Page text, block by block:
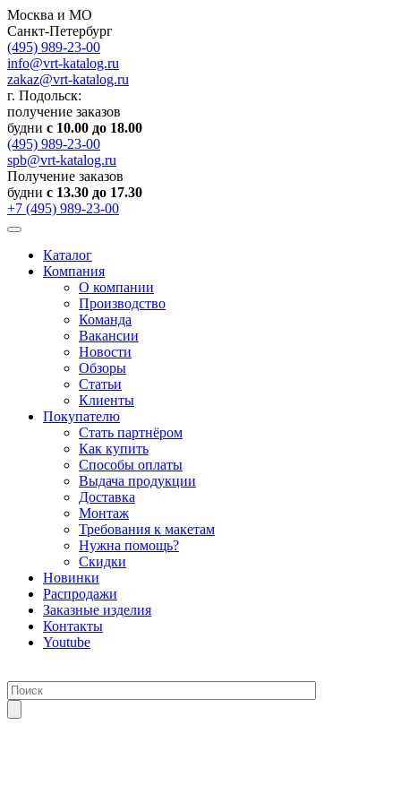
Москва и МО
Санкт-Петербург
(495) 989-23-00
info@vrt-katalog.ru
zakaz@vrt-katalog.ru
г. Подольск:
получение заказов
будни с 10.00 до 18.00
(495) 989-23-00
spb@vrt-katalog.ru
Получение заказов
будни с 13.30 до 17.30
+7 (495) 989-23-00
Каталог
Компания
О компании
Производство
Команда
Вакансии
Новости
Обзоры
Статьи
Клиенты
Покупателю
Стать партнёром
Как купить
Способы оплаты
Выдача продукции
Доставка
Монтаж
Требования к макетам
Нужна помощь?
Скидки
Новинки
Распродажи
Заказные изделия
Контакты
Youtube